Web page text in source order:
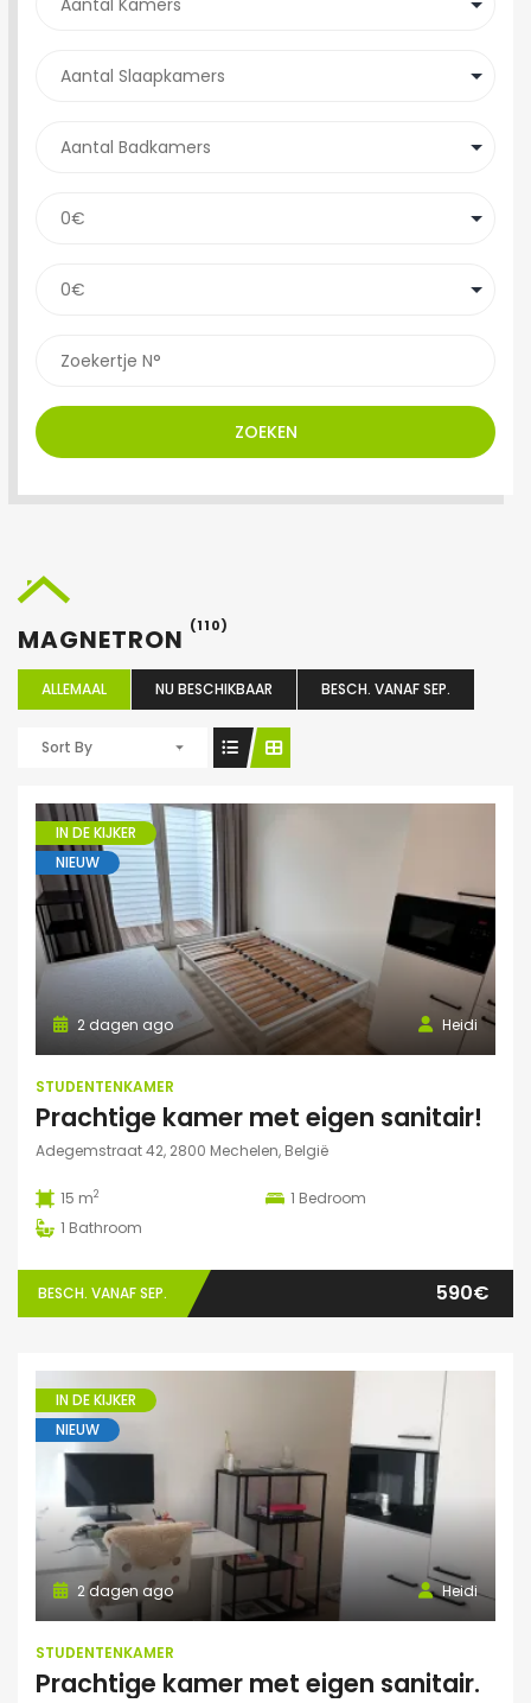
ZOEKEN
MAGNETRON (110)
ALLEMAAL NU BESCHIKBAAR BESCH. VANAF SEP.
Sort By
IN DE KIJKER
NIEUW
Heidi
2 dagen ago
STUDENTENKAMER
Prachtige kamer met eigen sanitair!
Adegemstraat 42, 2800 Mechelen, België
15 m2 1 Bedroom
1 Bathroom
BESCH. VANAF SEP. 590€
IN DE KIJKER
NIEUW
Heidi
2 dagen ago
STUDENTENKAMER
Prachtige kamer met eigen sanitair.